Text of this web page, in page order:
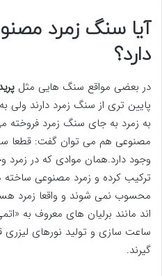
آیا سنگ زمرد
دارد؟
در بعضی مواقع سنگ هایی مثل
پایین تری از سنگ زمرد دارند ولی
به زمرد به جای سنگ زمرد فروخته
وجود دارد.همان موادی که در زمرد
ترکیب کرده و زمرد مصنوعی
محسوب نمی شوند و واقعا زمرد
اند مانند برلیان های معروف به
ساعت سازی و تولید نورهای لیزری
گیرند.